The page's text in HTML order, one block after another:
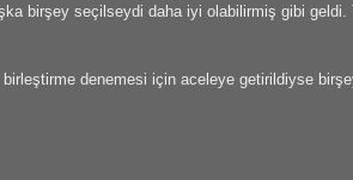
birşey seçilseydi daha iyi olabilirmiş gibi geldi.
birleştirme denemesi için aceleye getirildiyse